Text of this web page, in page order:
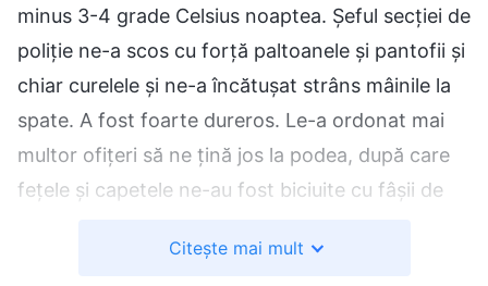
minus 3-4 grade Celsius noaptea. Șeful secției de
poliție ne-a scos cu forță paltoanele și pantofii și
chiar curelele și ne-a încătușat strâns mâinile la
spate. A fost foarte dureros. Le-a ordonat mai
multor ofițeri să ne țină jos la podea, după care
fețele și capetele ne-au fost biciuite cu fâșii de
cumplită la cap – mi se părea că era pe cale să
Citește mai mult